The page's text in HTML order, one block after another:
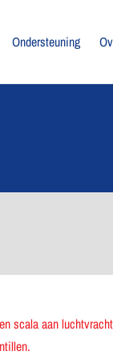
Ondersteuning
scala aan